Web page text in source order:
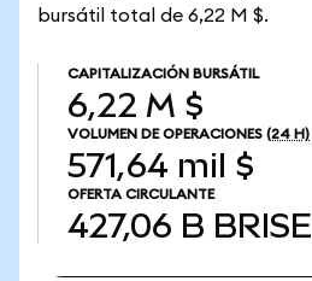
bursátil total de 6,22 M $.
CAPITALIZACIÓN BURSÁTIL
6,22 M $
VOLUMEN DE OPERACIONES (24 H)
571,64 mil $
OFERTA CIRCULANTE
427,06 B BRISE